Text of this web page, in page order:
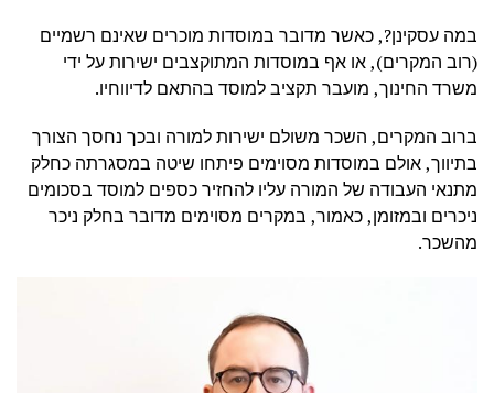
במה עסקינן?, כאשר מדובר במוסדות מוכרים שאינם רשמיים
(רוב המקרים), או אף במוסדות המתוקצבים ישירות על ידי
משרד החינוך, מועבר תקציב למוסד בהתאם לדיווחיו.
ברוב המקרים, השכר משולם ישירות למורה ובכך נחסך הצורך
בתיווך, אולם במוסדות מסוימים פיתחו שיטה במסגרתה כחלק
מתנאי העבודה של המורה עליו להחזיר כספים למוסד בסכומים
ניכרים ובמזומן, כאמור, במקרים מסוימים מדובר בחלק ניכר
מהשכר.